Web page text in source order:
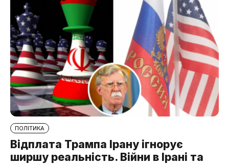
ПОЛІТИКА
Відплата Трампа Ірану ігнорує
ширшу реальність. Війни в Ірані та